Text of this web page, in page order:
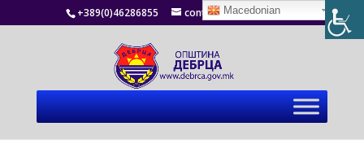
+389(0)46286855 contact@debrca.gov.mk
Macedonian